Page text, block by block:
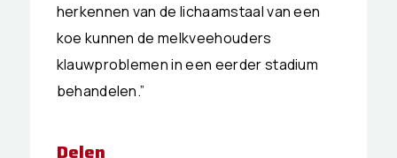
herkennen van de lichaamstaal van een
koe kunnen de melkveehouders
klauwproblemen in een eerder stadium
behandelen.”
Delen